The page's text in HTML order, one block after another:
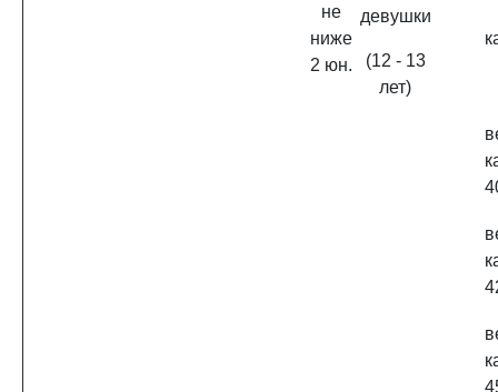
не
ниже
2 юн.
девушки
(12 - 13
лет)